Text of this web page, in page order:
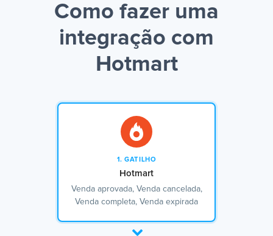
Como fazer uma
integração com
Hotmart
1. GATILHO
Hotmart
Venda aprovada, Venda cancelada,
Venda completa, Venda expirada